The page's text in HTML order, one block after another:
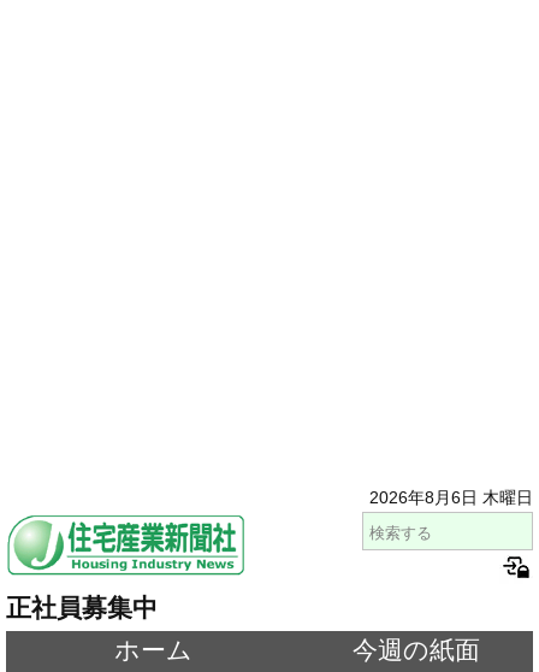
2026年8月6日 木曜日
正社員募集中
ホーム
今週の紙面